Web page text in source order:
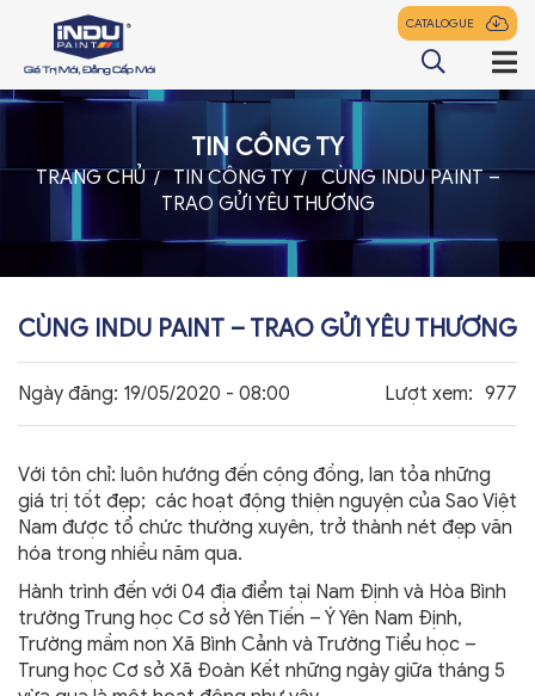
ĐẠI LÝ
TIN TỨC
LIÊN HỆ
z
CATALOGUE
TRANG CHỦ TIN CÔNG TY
CÙNG INDU PAINT –
TRAO GỬI YÊU THƯƠNG
TIN CÔNG TY
CÙNG INDU PAINT – TRAO GỬI YÊU THƯƠNG
Ngày đăng: 19/05/2020 - 08:00 Lượt xem: 977
Với tôn chỉ: luôn hướng đến cộng đồng, lan tỏa những
giá trị tốt đẹp; các hoạt động thiện nguyện của Sao Việt
Nam được tổ chức thường xuyên, trở thành nét đẹp văn
hóa trong nhiều năm qua.
Hành trình đến với 04 địa điểm tại Nam Định và Hòa Bình
trường Trung học Cơ sở Yên Tiến – Ý Yên Nam Định,
Trường mầm non Xã Bình Cảnh và Trường Tiểu học –
Trung học Cơ sở Xã Đoàn Kết những ngày giữa tháng 5